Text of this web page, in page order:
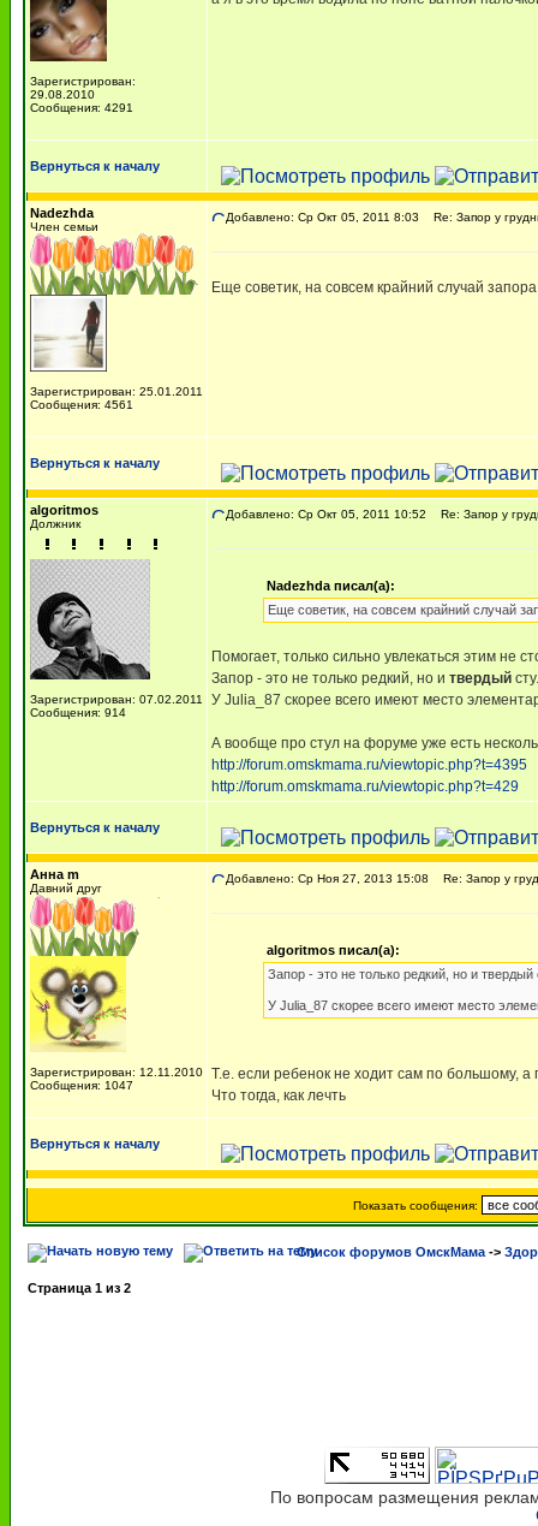
Зарегистрирован:
29.08.2010
Сообщения: 4291
Вернуться к началу
Nadezhda
Член семьи
Зарегистрирован: 25.01.2011
Сообщения: 4561
Добавлено: Ср Окт 05, 2011 8:03 Re: Запор у
Еще советик, на совсем крайний случай
Вернуться к началу
algoritmos
Должник
Зарегистрирован: 07.02.2011
Сообщения: 914
Добавлено: Ср Окт 05, 2011 10:52 Re: Запор у
Nadezhda писал(а):
Еще советик, на совсем крайний случай
Помогает, только сильно увлекаться этим не
Запор - это не только редкий, но и твердый
У Julia_87 скорее всего имеют место
А вообще про стул на форуме уже есть
http://forum.omskmama.ru/viewtopic.php?t=4395
http://forum.omskmama.ru/viewtopic.php?t=429
Вернуться к началу
Анна m
Давний друг
Зарегистрирован: 12.11.2010
Сообщения: 1047
Добавлено: Ср Ноя 27, 2013 15:08 Re: Запор у
algoritmos писал(а):
Запор - это не только редкий, но и твердый
У Julia_87 скорее всего имеют место
Т.е. если ребенок не ходит сам по большому,
Что тогда, как лечть
Вернуться к началу
Показать сообщения:
Список форумов ОмскМама ->
Страница 1 из 2
По вопросам размещения